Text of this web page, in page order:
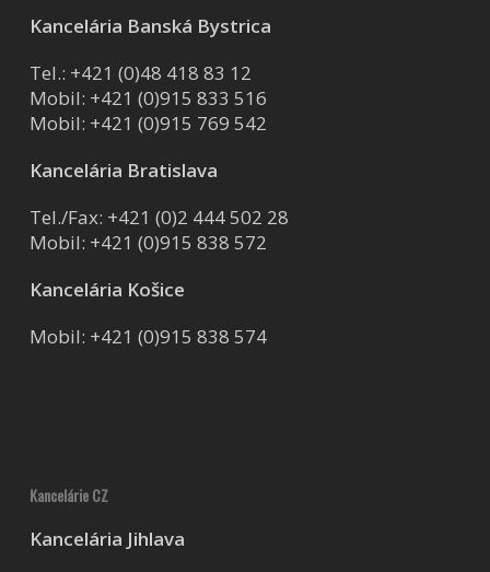
Kancelária Banská Bystrica
Tel.: +421 (0)48 418 83 12
Mobil: +421 (0)915 833 516
Mobil: +421 (0)915 769 542
Kancelária Bratislava
Tel./Fax: +421 (0)2 444 502 28
Mobil: +421 (0)915 838 572
Kancelária Košice
Mobil: +421 (0)915 838 574
Kancelárie CZ
Kancelária Jihlava